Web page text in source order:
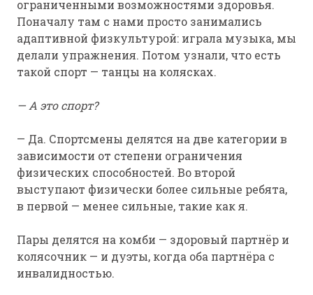
ограниченными возможностями здоровья.
Поначалу там с нами просто занимались
адаптивной физкультурой: играла музыка, мы
делали упражнения. Потом узнали, что есть
такой спорт — танцы на колясках.
— А это спорт?
— Да. Спортсмены делятся на две категории в
зависимости от степени ограничения
физических способностей. Во второй
выступают физически более сильные ребята,
в первой — менее сильные, такие как я.
Пары делятся на комби — здоровый партнёр и
колясочник — и дуэты, когда оба партнёра с
инвалидностью.